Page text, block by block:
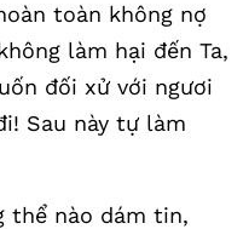
toàn không nợ
làm hại đến Ta,
đối xử với ngươi
Sau này tự làm
thể nào dám tin,